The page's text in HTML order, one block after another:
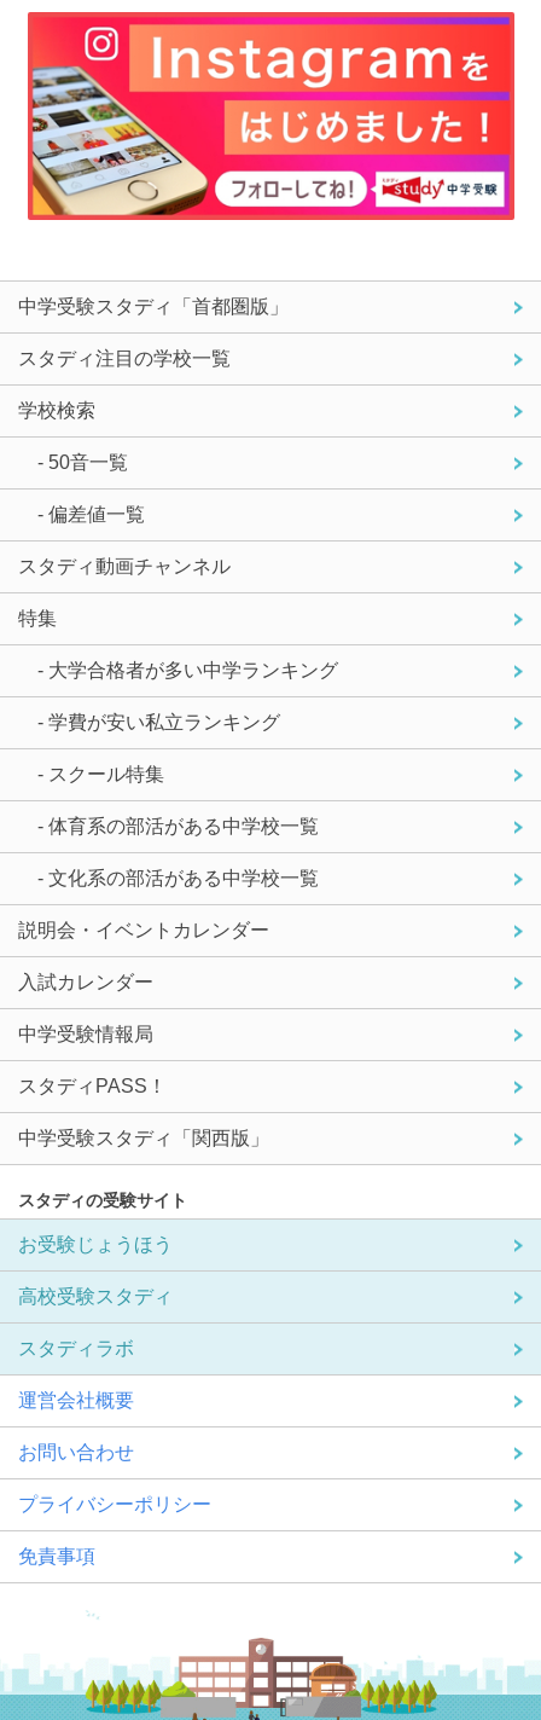
中学受験スタディ「首都圏版」
スタディ注目の学校一覧
学校検索
- 50音一覧
- 偏差値一覧
スタディ動画チャンネル
特集
- 大学合格者が多い中学ランキング
- 学費が安い私立ランキング
- スクール特集
- 体育系の部活がある中学校一覧
- 文化系の部活がある中学校一覧
説明会・イベントカレンダー
入試カレンダー
中学受験情報局
スタディPASS！
中学受験スタディ「関西版」
スタディの受験サイト
お受験じょうほう
高校受験スタディ
スタディラボ
運営会社概要
お問い合わせ
プライバシーポリシー
免責事項